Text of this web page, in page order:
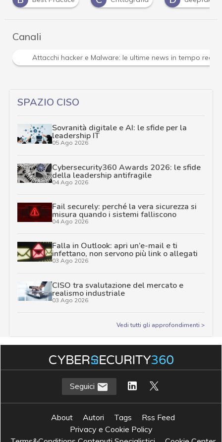
Canali
Attacchi hacker e Malware: le ultime news in tempo
SPAZIO CISO
Sovranità digitale e AI: le sfide per la
leadership IT
05 Ago 2026
Cybersecurity360 Awards 2026: le sfide
della leadership antifragile
04 Ago 2026
Fail securely: perché la vera sicurezza si
misura quando i sistemi falliscono
04 Ago 2026
Falla in Outlook: apri un’e-mail e ti
infettano, non servono più link o allegati
03 Ago 2026
CISO tra svalutazione del mercato e
realismo industriale
03 Ago 2026
Vedi tutti gli approfondimenti >
Seguici
About Autori Tags
Rss Feed
Privacy e Cookie Policy